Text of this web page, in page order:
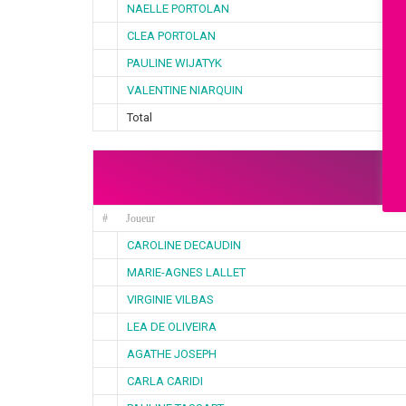
NAELLE PORTOLAN
CLEA PORTOLAN
PAULINE WIJATYK
VALENTINE NIARQUIN
Total
# Joueur
CAROLINE DECAUDIN
MARIE-AGNES LALLET
VIRGINIE VILBAS
LEA DE OLIVEIRA
AGATHE JOSEPH
CARLA CARIDI